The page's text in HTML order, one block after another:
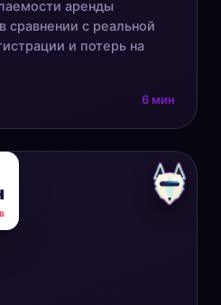
аренды
сравнении с реальной
и потерь на
6 мин